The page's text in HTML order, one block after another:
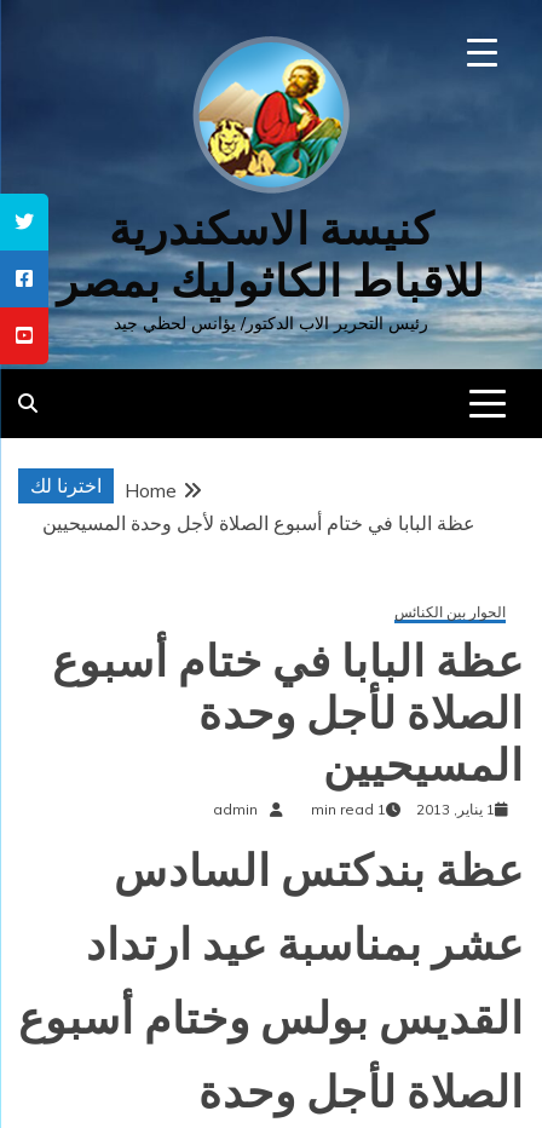
كنيسة الاسكندرية
للاقباط الكاثوليك بمصر
رئيس التحرير الاب الدكتور/ يؤانس لحظي جيد
اخترنا لك
Home
عظة البابا في ختام أسبوع الصلاة لأجل وحدة المسيحيين
الحوار بين الكنائس
عظة البابا في ختام أسبوع
الصلاة لأجل وحدة
المسيحيين
1 يناير, 2013 1 min read
admin
عظة بندكتس السادس
عشر بمناسبة عيد ارتداد
القديس بولس وختام أسبوع
الصلاة لأجل وحدة